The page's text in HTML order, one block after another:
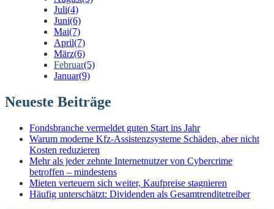
Juli(4)
Juni(6)
Mai(7)
April(7)
März(6)
Februar(5)
Januar(9)
Neueste Beiträge
Fondsbranche vermeldet guten Start ins Jahr
Warum moderne Kfz-Assistenzsysteme Schäden, aber nicht
Kosten reduzieren
Mehr als jeder zehnte Internetnutzer von Cybercrime
betroffen – mindestens
Mieten verteuern sich weiter, Kaufpreise stagnieren
Häufig unterschätzt: Dividenden als Gesamtrenditetreiber